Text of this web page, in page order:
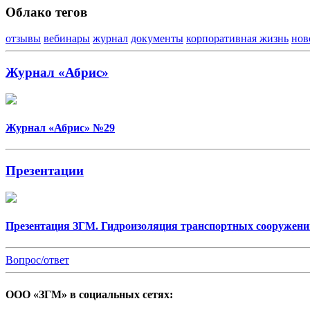
Облако тегов
отзывы вебинары журнал документы корпоративная жизнь
Журнал «Абрис»
Журнал «Абрис» №29
Презентации
Презентация ЗГМ. Гидроизоляция транспортных
Вопрос/ответ
ООО «ЗГМ» в социальных сетях: